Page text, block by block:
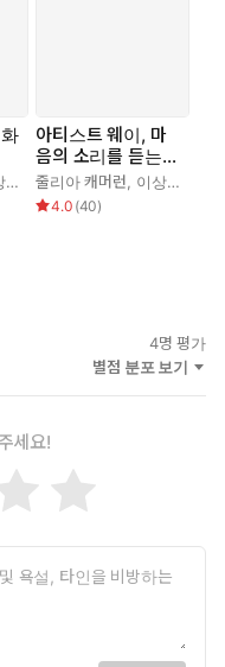
아티스트 웨이, 마
음의 소리를 듣는
시간
줄리아 캐머런 이상원
4.0 (40)
4명 평가
별점 분포 보기
세요!